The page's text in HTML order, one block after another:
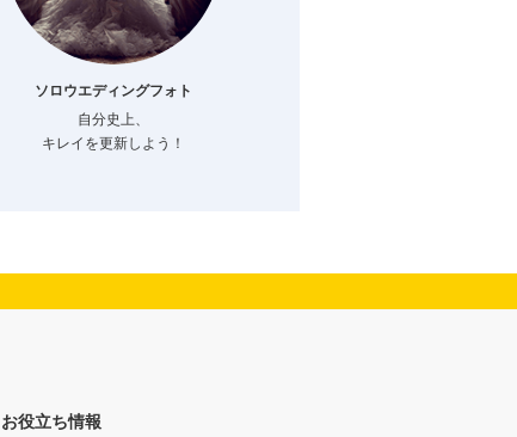
ソロウエディングフォト
自分史上、
キレイを更新しよう！
お役立ち情報